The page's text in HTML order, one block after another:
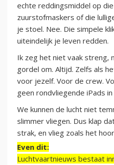
echte reddingsmiddel op
zuurstofmaskers of die
je stoel. Nee. Die simpele
uiteindelijk je leven redden.
Ik zeg het niet vaak streng,
gordel om. Altijd. Zelfs als
voor jezelf. Voor de crew.
geen rondvliegende iPads
We kunnen de lucht niet
slimmer vliegen. Dus klap
strak, en vlieg zoals het
Even dit:
Luchtvaartnieuws bestaat